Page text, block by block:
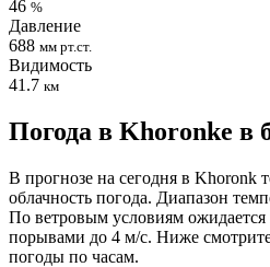
46 %
Давление
688 мм рт.ст.
Видимость
41.7 км
Погода в Khoronkе в
В прогнозе на сегодня в Khoronk
облачность погода. Диапазон
По ветровым условиям
порывами до 4 м/с. Ниже
погоды по часам.